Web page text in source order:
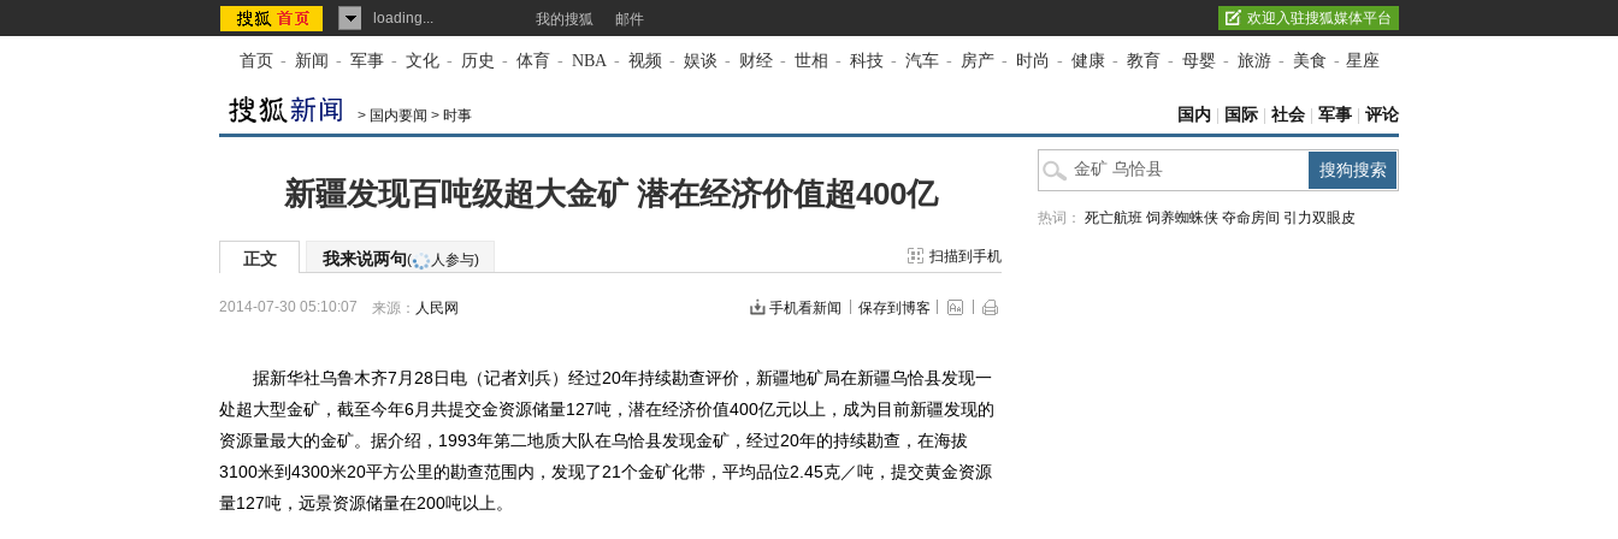
loading... 我的搜狐 邮件 欢迎入驻搜狐媒体平台
首页 - 新闻 - 军事 - 文化 - 历史 - 体育 - NBA - 视频 - 娱谈 - 财经 - 世相 - 科技 - 汽车 - 房产 - 时尚 - 健康 - 教育 - 母婴 - 旅游 - 美食 - 星座
> 国内要闻 > 时事 国内 国际 社会 军事 评论
新疆发现百吨级超大金矿 潜在经济价值超400亿
正文 我来说两句( 人参与) 扫描到手机
2014-07-30 05:10:07 来源： 人民网 手机看新闻 保存到博客
据新华社乌鲁木齐7月28日电（记者刘兵）经过20年持续勘查评价，新疆地矿局在新疆乌恰县发现一
处超大型金矿，截至今年6月共提交金资源储量127吨，潜在经济价值400亿元以上，成为目前新疆发现的
资源量最大的金矿。据介绍，1993年第二地质大队在乌恰县发现金矿，经过20年的持续勘查，在海拔
3100米到4300米20平方公里的勘查范围内，发现了21个金矿化带，平均品位2.45克／吨，提交黄金资源
量127吨，远景资源储量在200吨以上。
热词： 死亡航班 饲养蜘蛛侠 夺命房间 引力双眼皮